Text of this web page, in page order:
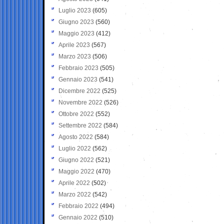
Luglio 2023 (605)
Giugno 2023 (560)
Maggio 2023 (412)
Aprile 2023 (567)
Marzo 2023 (506)
Febbraio 2023 (505)
Gennaio 2023 (541)
Dicembre 2022 (525)
Novembre 2022 (526)
Ottobre 2022 (552)
Settembre 2022 (584)
Agosto 2022 (584)
Luglio 2022 (562)
Giugno 2022 (521)
Maggio 2022 (470)
Aprile 2022 (502)
Marzo 2022 (542)
Febbraio 2022 (494)
Gennaio 2022 (510)